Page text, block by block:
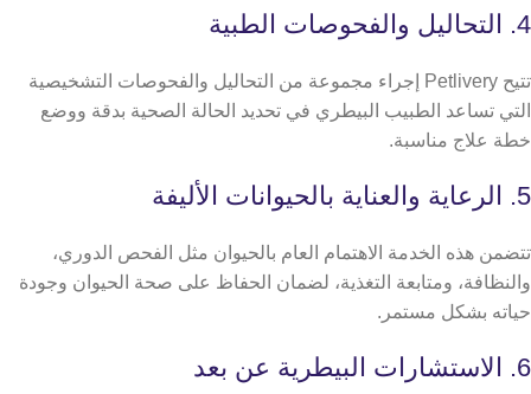
4. التحاليل والفحوصات الطبية
تتيح Petlivery إجراء مجموعة من التحاليل والفحوصات التشخيصية
التي تساعد الطبيب البيطري في تحديد الحالة الصحية بدقة ووضع
خطة علاج مناسبة.
5. الرعاية والعناية بالحيوانات الأليفة
تتضمن هذه الخدمة الاهتمام العام بالحيوان مثل الفحص الدوري،
والنظافة، ومتابعة التغذية، لضمان الحفاظ على صحة الحيوان وجودة
حياته بشكل مستمر.
6. الاستشارات البيطرية عن بعد